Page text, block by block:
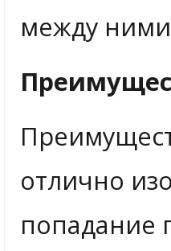
между
отлично
попадание